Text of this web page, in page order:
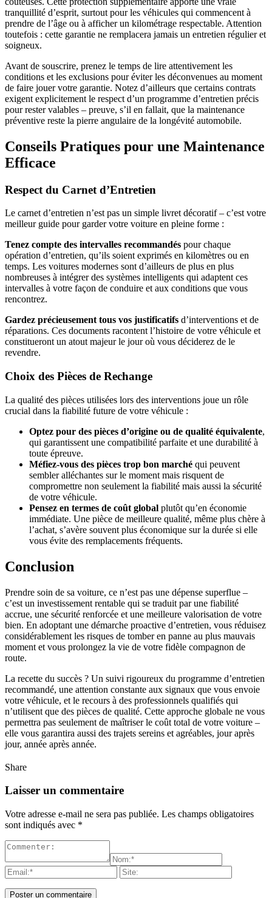
tranquillité d’esprit, surtout pour les véhicules qui commencent à
prendre de l’âge ou à afficher un kilométrage respectable. Attention
toutefois : cette garantie ne remplacera jamais un entretien régulier et
soigneux.
Avant de souscrire, prenez le temps de lire attentivement les
conditions et les exclusions pour éviter les déconvenues au moment
de faire jouer votre garantie. Notez d’ailleurs que certains contrats
exigent explicitement le respect d’un programme d’entretien précis
pour rester valables – preuve, s’il en fallait, que la maintenance
préventive reste la pierre angulaire de la longévité automobile.
Conseils Pratiques pour une Maintenance
Efficace
Respect du Carnet d’Entretien
Le carnet d’entretien n’est pas un simple livret décoratif – c’est votre
meilleur guide pour garder votre voiture en pleine forme :
Tenez compte des intervalles recommandés pour chaque
opération d’entretien, qu’ils soient exprimés en kilomètres ou en
temps. Les voitures modernes sont d’ailleurs de plus en plus
nombreuses à intégrer des systèmes intelligents qui adaptent ces
intervalles à votre façon de conduire et aux conditions que vous
rencontrez.
Gardez précieusement tous vos justificatifs d’interventions et de
réparations. Ces documents racontent l’histoire de votre véhicule et
constitueront un atout majeur le jour où vous déciderez de le
revendre.
Choix des Pièces de Rechange
La qualité des pièces utilisées lors des interventions joue un rôle
crucial dans la fiabilité future de votre véhicule :
Optez pour des pièces d’origine ou de qualité équivalente,
qui garantissent une compatibilité parfaite et une durabilité à
toute épreuve.
Méfiez-vous des pièces trop bon marché qui peuvent
sembler alléchantes sur le moment mais risquent de
compromettre non seulement la fiabilité mais aussi la sécurité
de votre véhicule.
Pensez en termes de coût global plutôt qu’en économie
immédiate. Une pièce de meilleure qualité, même plus chère à
l’achat, s’avère souvent plus économique sur la durée si elle
vous évite des remplacements fréquents.
Conclusion
Prendre soin de sa voiture, ce n’est pas une dépense superflue –
c’est un investissement rentable qui se traduit par une fiabilité
accrue, une sécurité renforcée et une meilleure valorisation de votre
bien. En adoptant une démarche proactive d’entretien, vous réduisez
considérablement les risques de tomber en panne au plus mauvais
moment et vous prolongez la vie de votre fidèle compagnon de
route.
La recette du succès ? Un suivi rigoureux du programme d’entretien
recommandé, une attention constante aux signaux que vous envoie
votre véhicule, et le recours à des professionnels qualifiés qui
n’utilisent que des pièces de qualité. Cette approche globale ne vous
permettra pas seulement de maîtriser le coût total de votre voiture –
elle vous garantira aussi des trajets sereins et agréables, jour après
jour, année après année.
Share
Laisser un commentaire
Votre adresse e-mail ne sera pas publiée. Les champs obligatoires
sont indiqués avec *